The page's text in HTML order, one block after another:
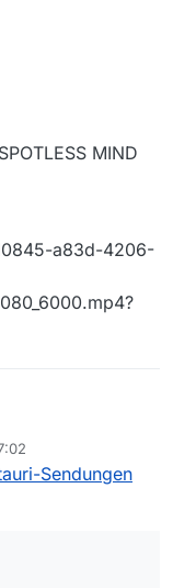
MIND
a83d-4206-
geklappt.
ein 403 Fehller.
Firefox öffne,
Sendungen